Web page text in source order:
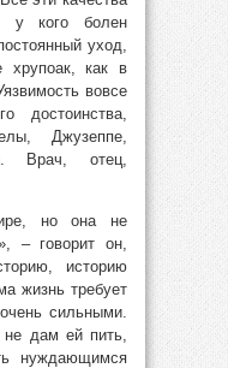
у кого болен
уход,
хрупоак, как в
вовсе
достоинства,
Джузеппе,
Врач, отец,
но она не
– говорит он,
историю
жизнь требует
сильными.
дам ей пить,
нуждающимся